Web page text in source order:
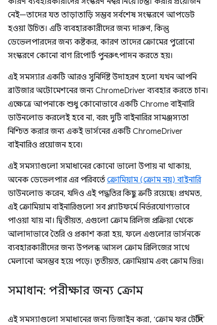
নেই—তাদের যত তাড়াতাড়ি সম্ভব সর্বশেষ সংস্করণে আপডেট
হওয়া উচিত। এটি ব্যবহারকারীদের জন্য দারুণ, কিন্তু
ডেভেলপারদের জন্য কষ্টকর, কারণ তাদের ক্রোমের পুরোনো
সংস্করণে কোনো বাগ রিপোর্ট পুনরুৎপাদন করতে হয়।
এই সমস্যার একটি আরও সুনির্দিষ্ট উদাহরণ হলো যখন আপনি
ব্রাউজার অটোমেশনের জন্য ChromeDriver ব্যবহার করতে চান।
এক্ষেত্রে আপনাকে শুধু কোনোভাবে একটি Chrome বাইনারি
ডাউনলোড করলেই হবে না, বরং দুটি বাইনারির সামঞ্জস্যতা
নিশ্চিত করার জন্য একই ভার্সনের একটি ChromeDriver
বাইনারিও প্রয়োজন হবে।
এই সমস্যাগুলো সমাধানের কোনো ভালো উপায় না থাকায়,
অনেক ডেভেলপার এর পরিবর্তে ক্রোমিয়াম (ক্রোম নয়) বাইনারি
ডাউনলোড করেন, যদিও এই পদ্ধতির কিছু ত্রুটি রয়েছে। প্রথমত,
এই ক্রোমিয়াম বাইনারিগুলো সব প্ল্যাটফর্মে নির্ভরযোগ্যভাবে
পাওয়া যায় না। দ্বিতীয়ত, এগুলো ক্রোম রিলিজ প্রক্রিয়া থেকে
আলাদাভাবে তৈরি ও প্রকাশ করা হয়, ফলে এগুলোর ভার্সনকে
ব্যবহারকারীদের জন্য উপলব্ধ আসল ক্রোম রিলিজের সাথে
মেলানো অসম্ভব হয়ে পড়ে। তৃতীয়ত, ক্রোমিয়াম এবং ক্রোম ভিন্ন।
সমাধান: পরীক্ষার জন্য ক্রোম
এই সমস্যাগুলো সমাধানের জন্য ডিজাইন করা, ‘ক্রোম ফর টেস্টিং’